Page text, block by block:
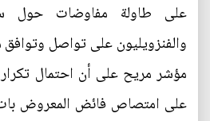
على طاولة مفاوضات حول
والفنزويليون على تواصل وتوافق
مؤشر مريح على أن احتمال
على امتصاص فائض المعروض بات